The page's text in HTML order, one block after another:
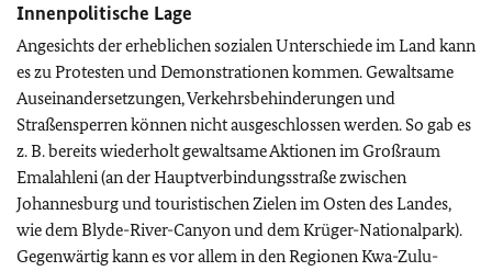
Innenpolitische Lage
Angesichts der erheblichen sozialen Unterschiede im Land kann
es zu Protesten und Demonstrationen kommen. Gewaltsame
Auseinandersetzungen, Verkehrsbehinderungen und
Straßensperren können nicht ausgeschlossen werden. So gab es
z. B. bereits wiederholt gewaltsame Aktionen im Großraum
Emalahleni (an der Hauptverbindungsstraße zwischen
Johannesburg und touristischen Zielen im Osten des Landes,
wie dem Blyde-River-Canyon und dem Krüger-Nationalpark).
Gegenwärtig kann es vor allem in den Regionen Kwa-Zulu-